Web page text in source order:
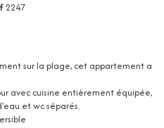
2247
sur la plage, cet appartement a
avec cuisine entièrement équipée,
et wc séparés.